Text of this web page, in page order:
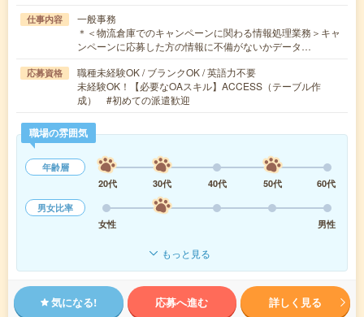
仕事内容
一般事務
＊＜物流倉庫でのキャンペーンに関わる情報処理業務＞キャ
ンペーンに応募した方の情報に不備がないかデータ…
応募資格
職種未経験OK / ブランクOK / 英語力不要
未経験OK！【必要なOAスキル】ACCESS（テーブル作
成） #初めての派遣歓迎
職場の雰囲気
年齢層
20代
30代 40代 50代
60代
男女比率
女性
男性
もっと見る
気になる! 応募へ進む 詳しく見る